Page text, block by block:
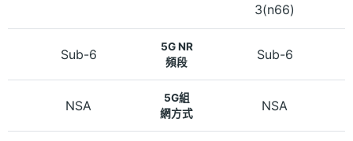
3(n66)
Sub-6
5G NR
頻段
Sub-6
NSA
5G組
網方式
NSA